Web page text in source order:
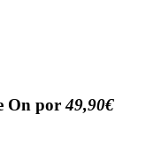
On por49,90€